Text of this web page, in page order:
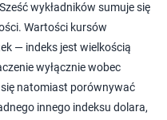
wykładników sumuje się
Wartości kursów
— indeks jest wielkością
wyłącznie wobec
się natomiast porównywać
innego indeksu dolara,